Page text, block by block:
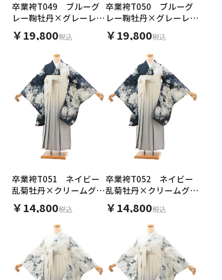
卒業袴T049 ブルーグ
レー鞠牡丹×グレーレザ
ー調
￥19,800税込
卒業袴T050 ブルーグ
レー鞠牡丹×グレーレザ
ー調
￥19,800税込
卒業袴T051 ネイビー
乱菊牡丹×クリームグレ
ーぼかし
￥14,800税込
卒業袴T052 ネイビー
乱菊牡丹×クリームグレ
ーぼかし
￥14,800税込